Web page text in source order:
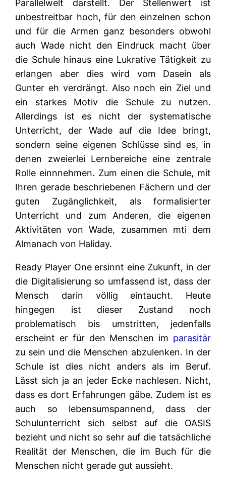
Parallelwelt darstellt. Der Stellenwert ist
unbestreitbar hoch, für den einzelnen schon
und für die Armen ganz besonders obwohl
auch Wade nicht den Eindruck macht über
die Schule hinaus eine Lukrative Tätigkeit zu
erlangen aber dies wird vom Dasein als
Gunter eh verdrängt. Also noch ein Ziel und
ein starkes Motiv die Schule zu nutzen.
Allerdings ist es nicht der systematische
Unterricht, der Wade auf die Idee bringt,
sondern seine eigenen Schlüsse sind es, in
denen zweierlei Lernbereiche eine zentrale
Rolle einnnehmen. Zum einen die Schule, mit
Ihren gerade beschriebenen Fächern und der
guten Zugänglichkeit, als formalisierter
Unterricht und zum Anderen, die eigenen
Aktivitäten von Wade, zusammen mti dem
Almanach von Haliday.
Ready Player One ersinnt eine Zukunft, in der
die Digitalisierung so umfassend ist, dass der
Mensch darin völlig eintaucht. Heute
hingegen ist dieser Zustand noch
problematisch bis umstritten, jedenfalls
erscheint er für den Menschen im parasitär
zu sein und die Menschen abzulenken. In der
Schule ist dies nicht anders als im Beruf.
Lässt sich ja an jeder Ecke nachlesen. Nicht,
dass es dort Erfahrungen gäbe. Zudem ist es
auch so lebensumspannend, dass der
Schulunterricht sich selbst auf die OASIS
bezieht und nicht so sehr auf die tatsächliche
Realität der Menschen, die im Buch für die
Menschen nicht gerade gut aussieht.